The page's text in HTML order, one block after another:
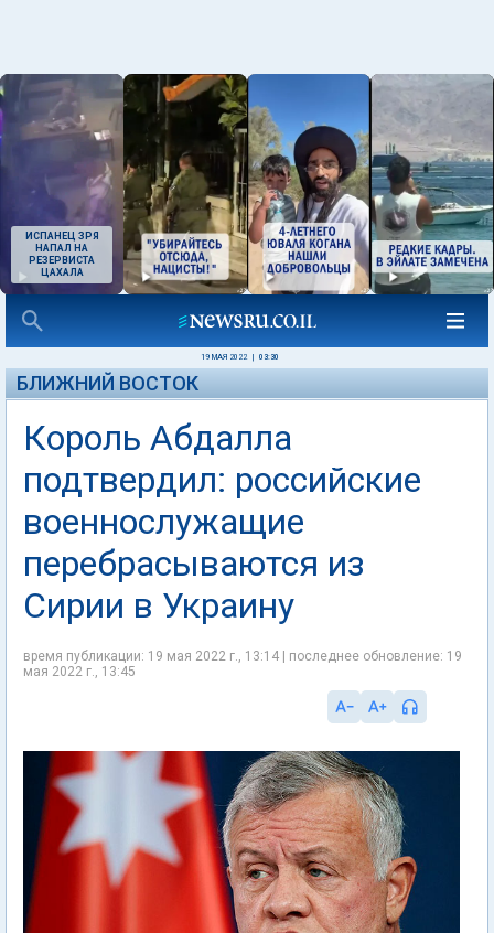
ИСПАНЕЦ ЗРЯ
НАПАЛ НА
РЕЗЕРВИСТА
ЦАХАЛА
19 МАЯ 2022 03:30
БЛИЖНИЙ ВОСТОК
Король Абдалла
подтвердил: российские
военнослужащие
перебрасываются из
Сирии в Украину
время публикации: 19 мая 2022 г., 13:14 | последнее обновление: 19
мая 2022 г., 13:45